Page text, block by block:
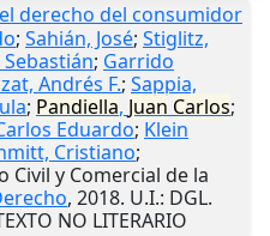
derecho del consumidor
; Sahián, José; Stiglitz,
; Garrido
Andrés F.; Sappia,
; Pandiella, Juan Carlos;
Eduardo; Klein
Cristiano;
Civil y Comercial de la
, 2018. U.I.: DGL.
NO LITERARIO